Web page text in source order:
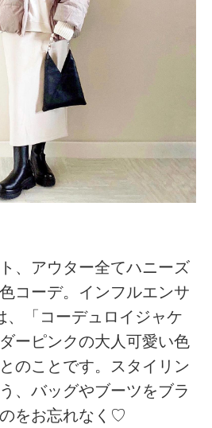
、アウター全てハニーズ
コーデ。インフルエンサ
、「コーデュロイジャケ
ーピンクの大人可愛い色
のことです。スタイリン
、バッグやブーツをブラ
をお忘れなく♡